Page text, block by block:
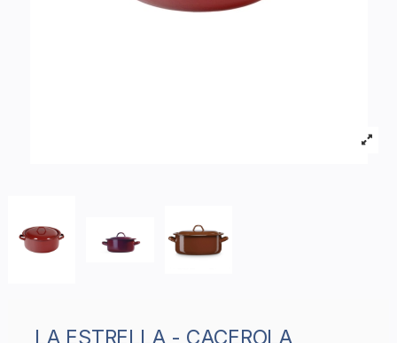
LA ESTRELLA - CACEROLA